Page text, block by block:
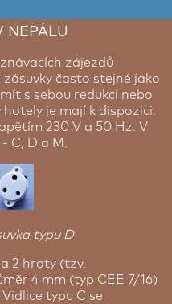
NEPÁLU
zájezdů
často stejné jako
s sebou redukci nebo
je mají k dispozici.
230 V a 50 Hz. V
C, D a M.
typu D
2 hroty (tzv.
4 mm (typ CEE 7/16)
typu C se